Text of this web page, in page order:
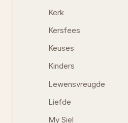
Kerk
Kersfees
Keuses
Kinders
Lewensvreugde
Liefde
My Siel